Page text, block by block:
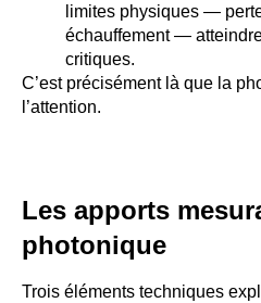
limites physiques —
échauffement —
critiques.
C’est précisément là que la
l’attention.
Les apports
photonique
Trois éléments techniques